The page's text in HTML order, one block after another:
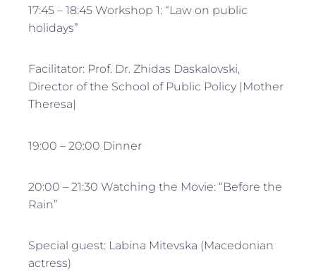
17:45 – 18:45 Workshop 1: “Law on public
holidays”
Facilitator: Prof. Dr. Zhidas Daskalovski,
Director of the School of Public Policy |Mother
Theresa|
19:00 – 20:00 Dinner
20:00 – 21:30 Watching the Movie: “Before the
Rain”
Special guest: Labina Mitevska (Macedonian
actress)